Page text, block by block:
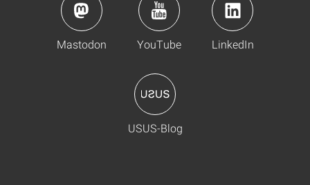
Mastodon YouTube LinkedIn
USUS-Blog